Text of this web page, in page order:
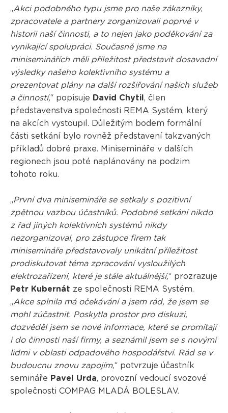
„Akci podobného typu jsme pro naše zákazníky,
zpracovatele a partnery zorganizovali poprvé v
historii naší činnosti, a to nejen jako poděkování za
vynikající spolupráci. Současně jsme na
miniseminářích měli příležitost představit dosavadní
výsledky našeho kolektivního systému a
prezentovat plány na další rozšiřování našich služeb
a činností,“ popisuje David Chytil , člen
představenstva společnosti REMA Systém, který
na akcích vystoupil. Důležitým bodem formální
části setkání bylo rovněž představení takzvaných
příkladů dobré praxe. Minisemináře v dalších
regionech jsou poté naplánovány na podzim
tohoto roku.
„První dva minisemináře se setkaly s pozitivní
zpětnou vazbou účastníků. Podobné setkání nikdo
z řad jiných kolektivních systémů nikdy
nezorganizoval, pro zástupce firem tak
minisemináře představovaly unikátní příležitost
prodiskutovat téma zpracování vysloužilých
elektrozařízení, které je stále aktuálnější,“ prozrazuje
Petr Kubernát ze společnosti REMA Systém.
„Akce splnila má očekávání a jsem rád, že jsem se
mohl zúčastnit. Poskytla prostor pro diskuzi,
dozvěděl jsem se nové informace, které se promítají
i do činnosti naší firmy, a seznámil jsem se s novými
lidmi v oblasti odpadového hospodářství. Rád se v
budoucnu znovu zapojím,“ potvrzuje účastník
semináře Pavel Urda, provozní vedoucí svozové
společnosti COMPAG MLADÁ BOLESLAV.